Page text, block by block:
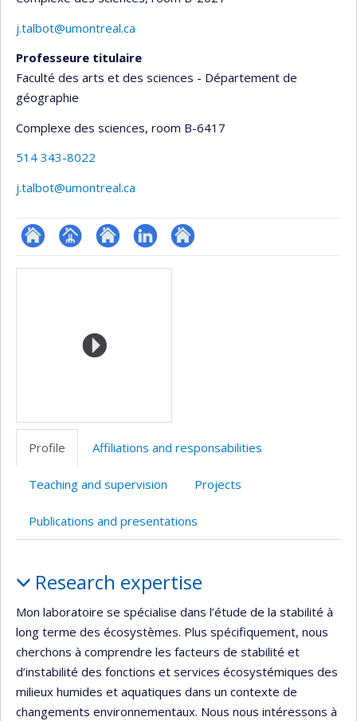
j.talbot@umontreal.ca
Professeure titulaire
Faculté des arts et des sciences - Département de
géographie
Complexe des sciences, room B-6417
514 343-8022
j.talbot@umontreal.ca
ResearchGate
Page Site
de
recherche
LinkedInAutre
Media
Profile Affiliations and responsabilities
Teaching and supervision Projects
Publications and presentations
Research expertise
Mon laboratoire se spécialise dans l’étude de la stabilité à
long terme des écosystèmes. Plus spécifiquement, nous
cherchons à comprendre les facteurs de stabilité et
d’instabilité des fonctions et services écosystémiques des
milieux humides et aquatiques dans un contexte de
changements environnementaux. Nous nous intéressons à